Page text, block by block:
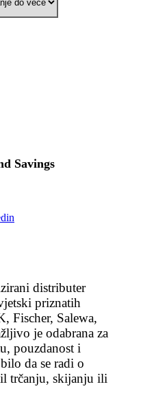
Savings
distributer
priznatih
Fischer, Salewa,
je odabrana za
pouzdanost i
da se radi o
trčanju, skijanju ili